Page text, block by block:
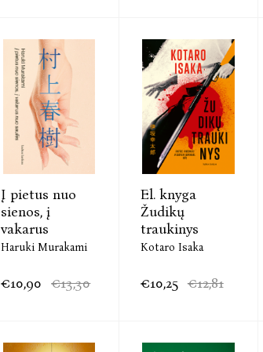
Į pietus nuo
sienos, į
vakarus
Haruki Murakami
€10,90 €13,30
El. knyga
Žudikų
traukinys
Kotaro Isaka
€10,25 €12,81